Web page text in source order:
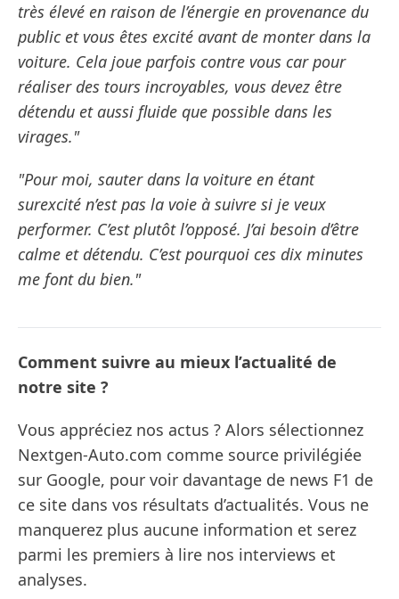
très élevé en raison de l’énergie en provenance du
public et vous êtes excité avant de monter dans la
voiture. Cela joue parfois contre vous car pour
réaliser des tours incroyables, vous devez être
détendu et aussi fluide que possible dans les
virages."
"Pour moi, sauter dans la voiture en étant
surexcité n’est pas la voie à suivre si je veux
performer. C’est plutôt l’opposé. J’ai besoin d’être
calme et détendu. C’est pourquoi ces dix minutes
me font du bien."
Comment suivre au mieux l’actualité de
notre site ?
Vous appréciez nos actus ? Alors sélectionnez
Nextgen-Auto.com comme source privilégiée
sur Google, pour voir davantage de news F1 de
ce site dans vos résultats d’actualités. Vous ne
manquerez plus aucune information et serez
parmi les premiers à lire nos interviews et
analyses.